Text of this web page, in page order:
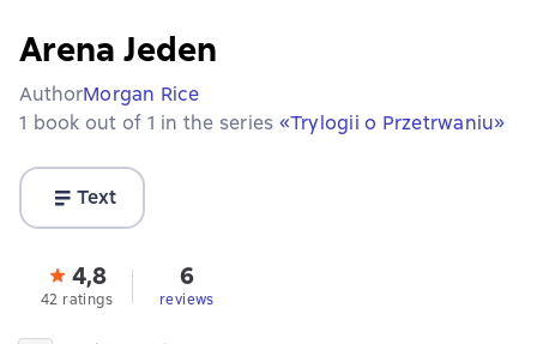
Arena Jeden
AuthorMorgan Rice
1 book out of 1 in the series «Trylogii o Przetrwaniu»
Text
4,8
42 ratings
6
reviews